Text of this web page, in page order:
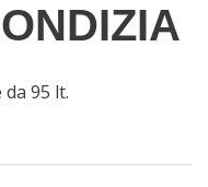
95 lt.